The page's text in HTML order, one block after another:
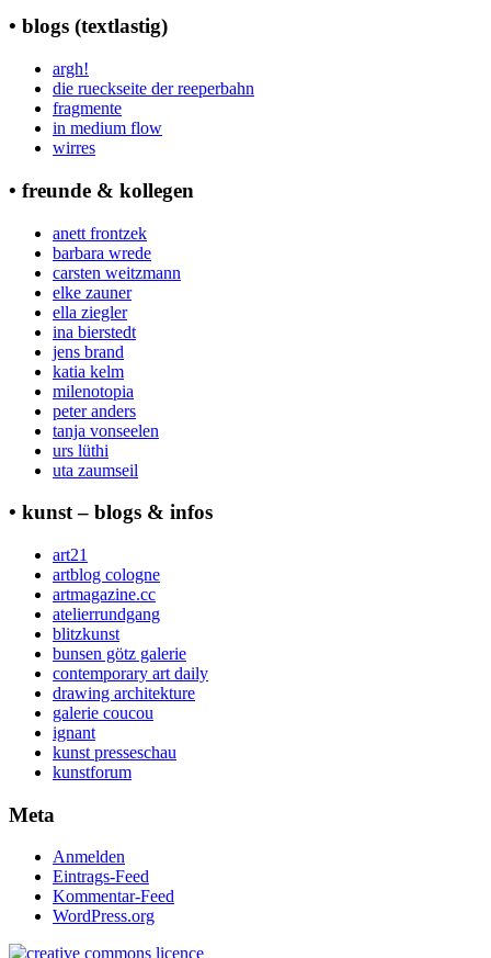
• blogs (textlastig)
argh!
die rueckseite der reeperbahn
fragmente
in medium flow
wirres
• freunde & kollegen
anett frontzek
barbara wrede
carsten weitzmann
elke zauner
ella ziegler
ina bierstedt
jens brand
katia kelm
milenotopia
peter anders
tanja vonseelen
urs lüthi
uta zaumseil
• kunst – blogs & infos
art21
artblog cologne
artmagazine.cc
atelierrundgang
blitzkunst
bunsen götz galerie
contemporary art daily
drawing architekture
galerie coucou
ignant
kunst presseschau
kunstforum
Meta
Anmelden
Eintrags-Feed
Kommentar-Feed
WordPress.org